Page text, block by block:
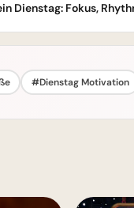
Dienstag: Fokus,
#Dienstag Motivation